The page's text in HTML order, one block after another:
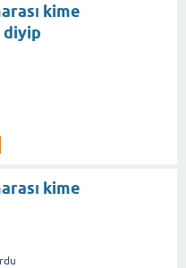
kime
diyip
kime